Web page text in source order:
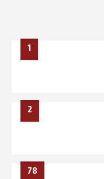
1
2
78